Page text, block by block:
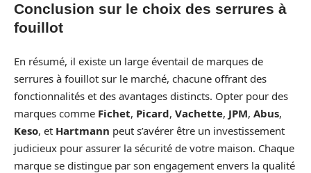
Conclusion sur le choix des serrures à
fouillot
En résumé, il existe un large éventail de marques de
serrures à fouillot sur le marché, chacune offrant des
fonctionnalités et des avantages distincts. Opter pour des
marques comme Fichet, Picard, Vachette, JPM, Abus,
Keso, et Hartmann peut s’avérer être un investissement
judicieux pour assurer la sécurité de votre maison. Chaque
marque se distingue par son engagement envers la qualité